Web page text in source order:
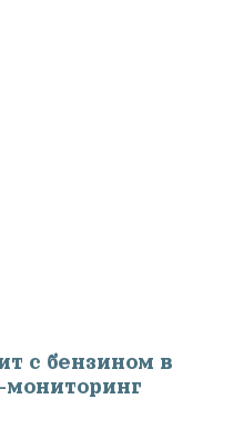
с бензином в
мониторинг